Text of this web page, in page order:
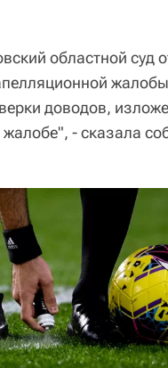
областной суд
доводов,
- сказала